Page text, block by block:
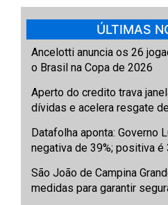
ÚLTIMAS
Ancelotti anuncia os 26
o Brasil na Copa de 2026
Aperto do credito trava
dívidas e acelera resgate
Datafolha aponta: Governo
negativa de 39%; positiva é
São João de Campina
medidas para garantir